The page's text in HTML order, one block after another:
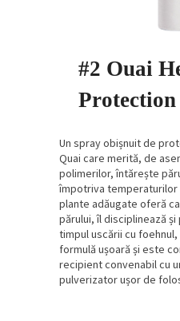
#2 Ouai
Un spray obișnuit de
Quai care merită, de
polimerilor, întărește
împotriva
plante adăugate oferă
părului, îl disciplinează
timpul uscării cu
formulă ușoară și este
recipient convenabil cu
pulverizator ușor de